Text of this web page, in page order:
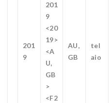
201
9
201
9
<20
19>
<A
U,
GB
>
<F2
AU,
GB
tel
aio